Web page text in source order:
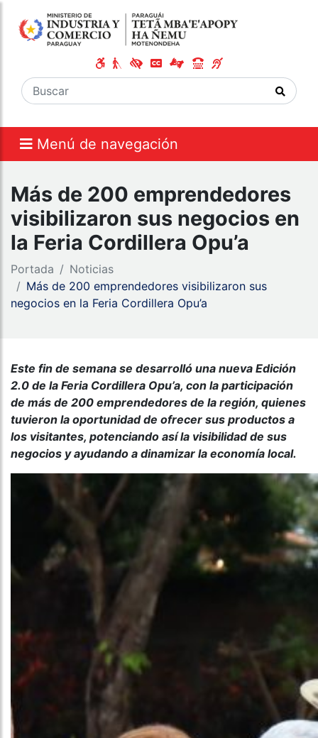
Menú de navegación
Más de 200 emprendedores
visibilizaron sus negocios en
la Feria Cordillera Opu’a
Portada
Noticias
Más de 200 emprendedores visibilizaron sus
negocios en la Feria Cordillera Opu’a
Este fin de semana se desarrolló una nueva Edición
2.0 de la Feria Cordillera Opu’a, con la participación
de más de 200 emprendedores de la región, quienes
tuvieron la oportunidad de ofrecer sus productos a
los visitantes, potenciando así la visibilidad de sus
negocios y ayudando a dinamizar la economía local.